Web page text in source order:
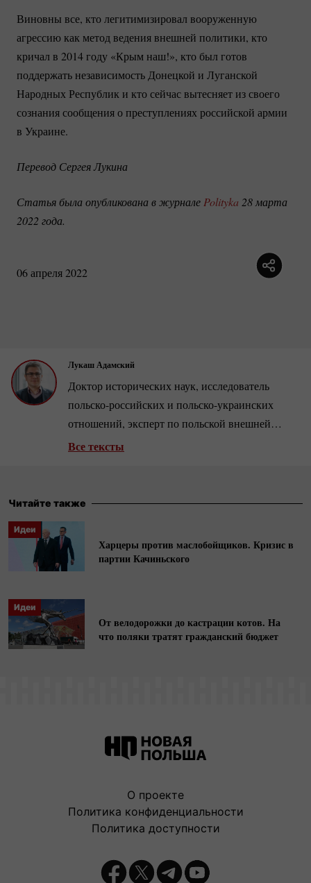
Виновны все, кто легитимизировал вооруженную
агрессию как метод ведения внешней политики, кто
кричал в 2014 году «Крым наш!», кто был готов
поддержать независимость Донецкой и Луганской
Народных Республик и кто сейчас вытесняет из своего
сознания сообщения о преступлениях российской армии
в Украине.
Перевод Сергея Лукина
Статья была опубликована в журнале Polityka 28 марта
2022 года.
06 апреля 2022
Лукаш Адамский
Доктор исторических наук, исследователь
польско-российских и польско-украинских
отношений, эксперт по польской внешней
политике, заместитель директора Центра
Все тексты
Читайте также
Идеи
Харцеры против маслобойщиков. Кризис в
партии Качиньского
Идеи
От велодорожки до кастрации котов. На
что поляки тратят гражданский бюджет
О проекте
Политика конфиденциальности
Политика доступности